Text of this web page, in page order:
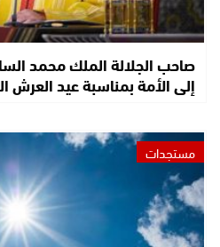
صاحب الجلالة الملك محمد
إلى الأمة بمناسبة عيد العرش
مستجدات